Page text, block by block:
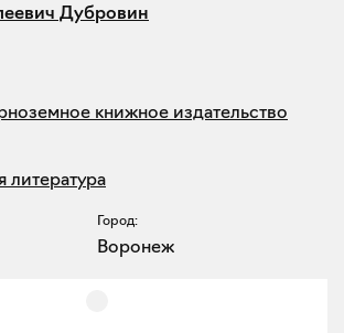
Дубровин
книжное издательство
литература
Город:
Воронеж